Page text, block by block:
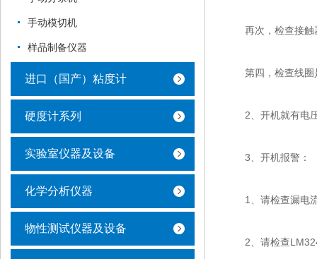
手动模切机
样品制备仪器
进口（国产）粘度计
硬度计系列
实验室仪器及设备
化学分析仪器
物性测试仪器及设备
再次，检查接触
第四，检查线圈
2、开机就有电压
3、开机报警：
1、请检查漏电流
2、请检查LM324